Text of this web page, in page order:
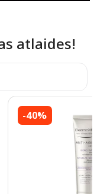
atlaides!
-40%